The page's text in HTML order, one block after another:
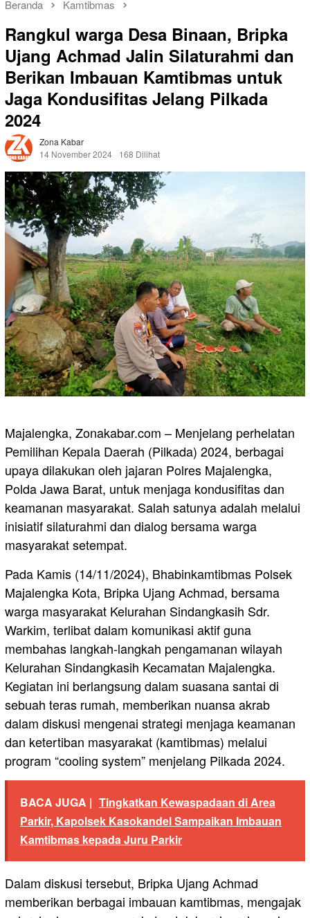
Beranda Kamtibmas
Rangkul warga Desa Binaan, Bripka
Ujang Achmad Jalin Silaturahmi dan
Berikan Imbauan Kamtibmas untuk
Jaga Kondusifitas Jelang Pilkada
2024
Zona Kabar
14 November 2024
168 Dilihat
Majalengka, Zonakabar.com – Menjelang perhelatan
Pemilihan Kepala Daerah (Pilkada) 2024, berbagai
upaya dilakukan oleh jajaran Polres Majalengka,
Polda Jawa Barat, untuk menjaga kondusifitas dan
keamanan masyarakat. Salah satunya adalah melalui
inisiatif silaturahmi dan dialog bersama warga
masyarakat setempat.
Pada Kamis (14/11/2024), Bhabinkamtibmas Polsek
Majalengka Kota, Bripka Ujang Achmad, bersama
warga masyarakat Kelurahan Sindangkasih Sdr.
Warkim, terlibat dalam komunikasi aktif guna
membahas langkah-langkah pengamanan wilayah
Kelurahan Sindangkasih Kecamatan Majalengka.
Kegiatan ini berlangsung dalam suasana santai di
sebuah teras rumah, memberikan nuansa akrab
dalam diskusi mengenai strategi menjaga keamanan
dan ketertiban masyarakat (kamtibmas) melalui
program “cooling system” menjelang Pilkada 2024.
BACA JUGA | Tingkatkan Kewaspadaan di Area
Parkir, Kapolsek Kasokandel Sampaikan Imbauan
Kamtibmas kepada Juru Parkir
Dalam diskusi tersebut, Bripka Ujang Achmad
memberikan berbagai imbauan kamtibmas, mengajak